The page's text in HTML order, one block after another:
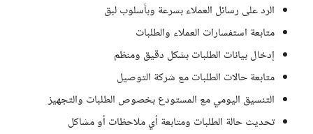
الرد على رسائل العملاء بسرعة وبأسلوب لبق
متابعة استفسارات العملاء والطلبات
إدخال بيانات الطلبات بشكل دقيق ومنظم
متابعة حالات الطلبات مع شركة التوصيل
التنسيق اليومي مع المستودع بخصوص الطلبات والتجهيز
تحديث حالة الطلبات ومتابعة أي ملاحظات أو مشاكل